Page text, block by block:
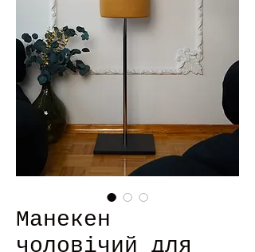
Манекен
чоловічий для